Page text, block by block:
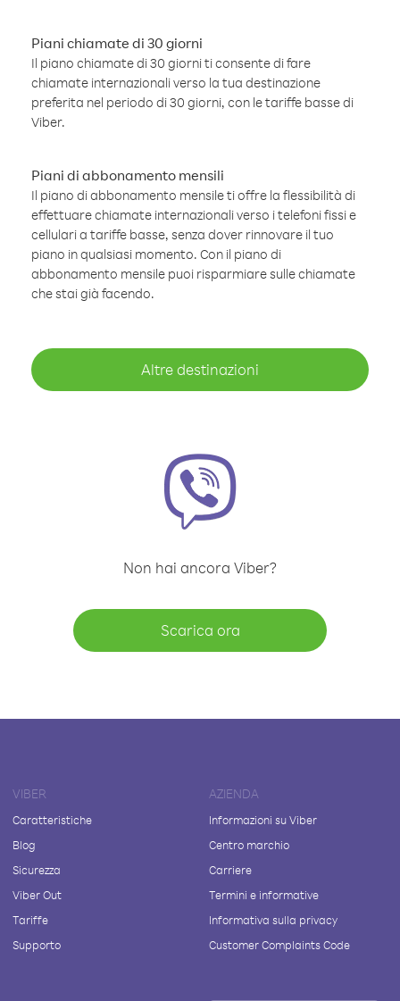
Piani chiamate di 30 giorni
Il piano chiamate di 30 giorni ti consente di fare
chiamate internazionali verso la tua destinazione
preferita nel periodo di 30 giorni, con le tariffe basse di
Viber.
Piani di abbonamento mensili
Il piano di abbonamento mensile ti offre la flessibilità di
effettuare chiamate internazionali verso i telefoni fissi e
cellulari a tariffe basse, senza dover rinnovare il tuo
piano in qualsiasi momento. Con il piano di
abbonamento mensile puoi risparmiare sulle chiamate
che stai già facendo.
Altre destinazioni
Non hai ancora Viber?
Scarica ora
VIBER
Caratteristiche
Blog
Sicurezza
Viber Out
Tariffe
Supporto
AZIENDA
Informazioni su Viber
Centro marchio
Carriere
Termini e informative
Informativa sulla privacy
Customer Complaints Code